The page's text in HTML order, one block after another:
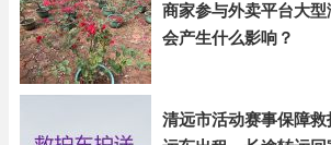
商家参与外卖平台大
会产生什么影响？
清远市活动赛事保障